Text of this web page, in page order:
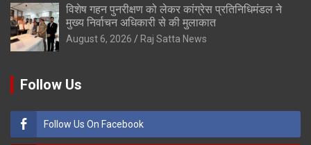
विशेष गहन पुनरीक्षण को लेकर कांग्रेस प्रतिनिधिमंडल ने
मुख्य निर्वाचन अधिकारी से की मुलाकात
August 6, 2026 Raj Satta News
Follow Us
Follow Us On Facebook